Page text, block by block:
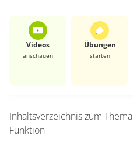
Videos
anschauen
Übungen
starten
Inhaltsverzeichnis zum Thema
Funktion